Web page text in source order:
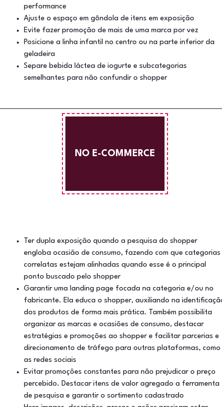
performance
Ajuste o espaço em gôndola de itens em exposição
Evite fazer promoção de mais de uma marca por vez
Posicione a linha infantil no centro ou na parte inferior da
geladeira
Separe bebida láctea de iogurte e subcategorias
semelhantes para não confundir o shopper
NO E-COMMERCE
Ter dupla exposição quando a pesquisa do shopper
engloba ocasião de consumo, fazendo com que categorias
correlatas estejam alinhadas quando esse é o principal
ponto buscado pelo shopper
Garantir uma landing page focada na categoria e/ou no
fabricante. Ela educa o shopper, auxiliando na
dos produtos de forma mais prática. Também possibilita
organizar as marcas e ocasiões de consumo, destacar
estratégias e promoções ao shopper e facilitar parcerias e
direcionamento de tráfego para outras plataformas, como
as redes sociais
Evitar promoções constantes para não prejudicar o preço
percebido. Destacar itens de valor agregado a ferramenta
de pesquisa e garantir o sortimento cadastrado